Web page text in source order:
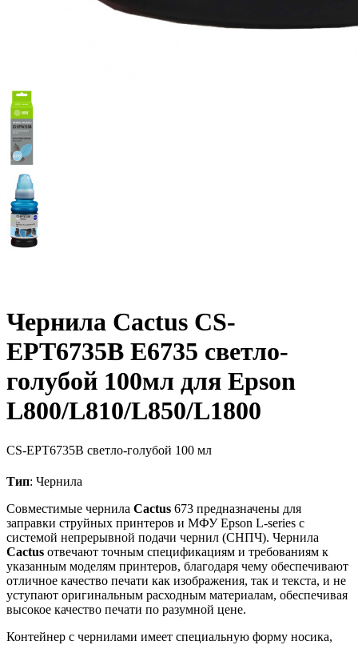
Чернила Cactus CS-
EPT6735B E6735 светло-
голубой 100мл для Epson
L800/L810/L850/L1800
CS-EPT6735B светло-голубой 100 мл
Тип: Чернила
Совместимые чернила Cactus 673 предназначены для
заправки струйных принтеров и МФУ Epson L-series с
системой непрерывной подачи чернил (СНПЧ). Чернила
Cactus отвечают точным спецификациям и требованиям к
указанным моделям принтеров, благодаря чему обеспечивают
отличное качество печати как изображения, так и текста, и не
уступают оригинальным расходным материалам, обеспечивая
высокое качество печати по разумной цене.
Контейнер с чернилами имеет специальную форму носика,